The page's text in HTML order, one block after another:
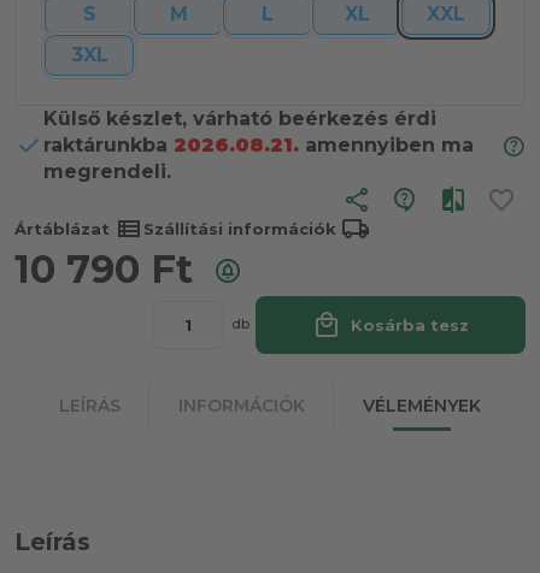
S M L XL
XXL
3XL
Külső készlet, várható beérkezés érdi
raktárunkba 2026.08.21. amennyiben ma
megrendeli.
share
Ártáblázat view_list Szállítási információk local_shipping
10 790 Ft
db local_mall Kosárba tesz
LEÍRÁS INFORMÁCIÓK VÉLEMÉNYEK
Leírás